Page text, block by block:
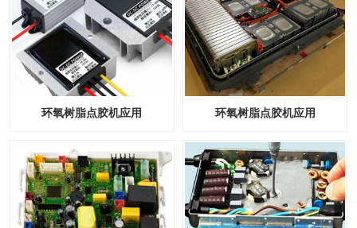
环氧树脂点胶机应用 环氧树脂点胶机应用